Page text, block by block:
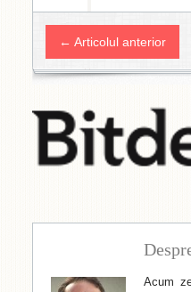
← Articolul anterior
Acum